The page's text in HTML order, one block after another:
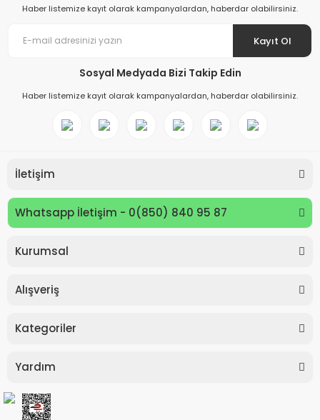
Haber listemize kayıt olarak kampanyalardan, haberdar olabilirsiniz.
Kayıt Ol
Sosyal Medyada Bizi Takip Edin
Haber listemize kayıt olarak kampanyalardan, haberdar olabilirsiniz.
İletişim
Whatsapp İletişim - 0(850) 840 95 87
Kurumsal
Alışveriş
Kategoriler
Yardım